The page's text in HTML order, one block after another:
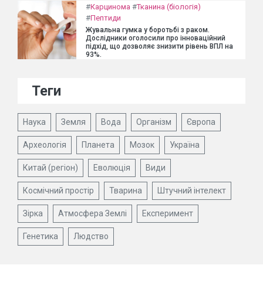
#Карцинома #Тканина (біологія)
#Пептиди
Жувальна гумка у боротьбі з раком.
Дослідники оголосили про інноваційний
підхід, що дозволяє знизити рівень ВПЛ на
93%.
Теги
Наука Земля Вода Організм Європа
Археологія Планета Мозок Україна
Китай (регіон) Еволюція Види
Космічний простір Тварина Штучний інтелект
Зірка Атмосфера Землі Експеримент
Генетика Людство